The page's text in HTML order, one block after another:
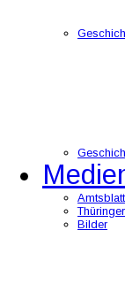
Bilder